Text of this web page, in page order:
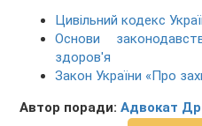
Цивільний кодекс
Основи
здоров'я
Закон України «Про
Автор поради:Адвокат